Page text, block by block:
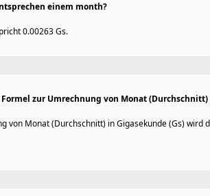
einem month?
0.00263 Gs.
zur Umrechnung von Monat (Durchschnitt)
von Monat (Durchschnitt) in Gigasekunde (Gs) wird